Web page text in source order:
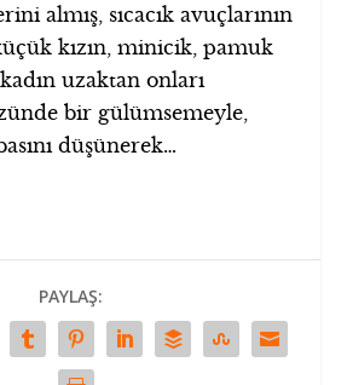
almış, sıcacık avuçlarının
kızın, minicik, pamuk
uzaktan onları
bir gülümsemeyle,
düşünerek…
PAYLAŞ: